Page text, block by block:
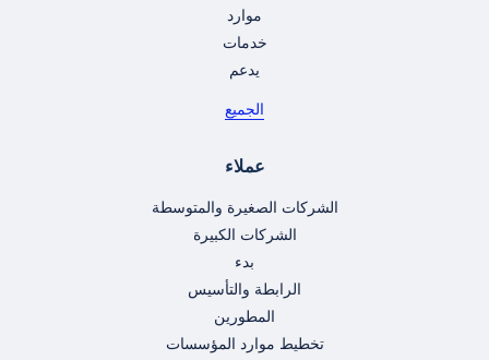
موارد
خدمات
يدعم
الجميع
عملاء
الشركات الصغيرة والمتوسطة
الشركات الكبيرة
بدء
الرابطة والتأسيس
المطورين
تخطيط موارد المؤسسات